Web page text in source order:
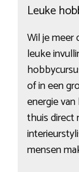
Leuke
Wil je meer
leuke
of in een
energie
thuis direct
mensen